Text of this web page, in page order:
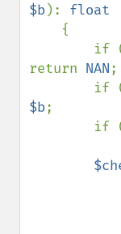
$b): float
{
return NAN;
$b;